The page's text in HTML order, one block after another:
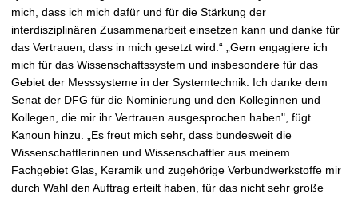
mich, dass ich mich dafür und für die Stärkung der
interdisziplinären Zusammenarbeit einsetzen kann und danke für
das Vertrauen, dass in mich gesetzt wird.“ „Gern engagiere ich
mich für das Wissenschaftssystem und insbesondere für das
Gebiet der Messsysteme in der Systemtechnik. Ich danke dem
Senat der DFG für die Nominierung und den Kolleginnen und
Kollegen, die mir ihr Vertrauen ausgesprochen haben", fügt
Kanoun hinzu. „Es freut mich sehr, dass bundesweit die
Wissenschaftlerinnen und Wissenschaftler aus meinem
Fachgebiet Glas, Keramik und zugehörige Verbundwerkstoffe mir
durch Wahl den Auftrag erteilt haben, für das nicht sehr große